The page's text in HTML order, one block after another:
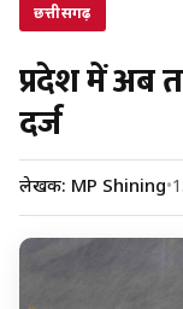
छत्तीसगढ़
प्रदेश में अब
दर्ज
लेखक: MP Shining•